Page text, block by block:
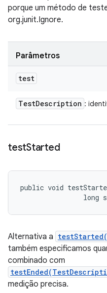
porque um método de
org.junit.Ignore.
Parâmetros
test
TestDescription :
testStarted
public void
long
Alternativa a
também especificamos
combinado com
medição precisa.